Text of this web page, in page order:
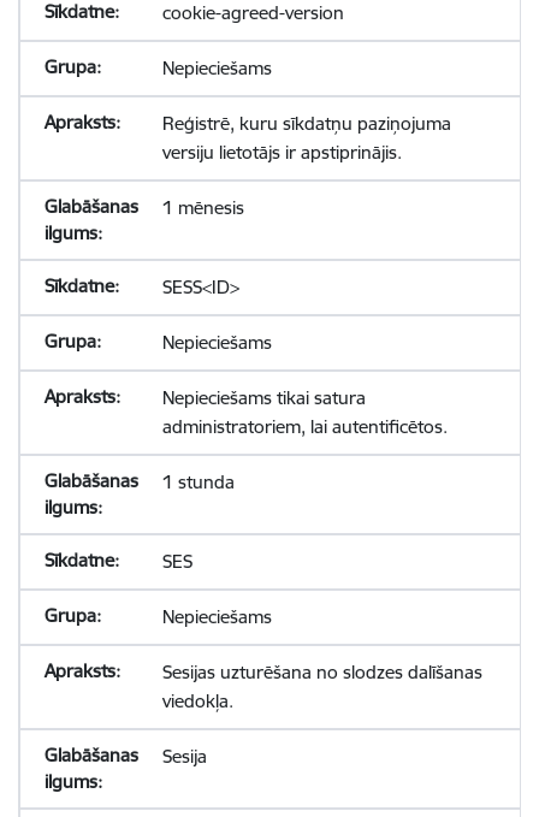
cookie-agreed-version
Nepieciešams
Reģistrē, kuru sīkdatņu paziņojuma
versiju lietotājs ir apstiprinājis.
1 mēnesis
SESS<ID>
Nepieciešams
Nepieciešams tikai satura
administratoriem, lai autentificētos.
1 stunda
SES
Nepieciešams
Sesijas uzturēšana no slodzes dalīšanas
viedokļa.
Sesija